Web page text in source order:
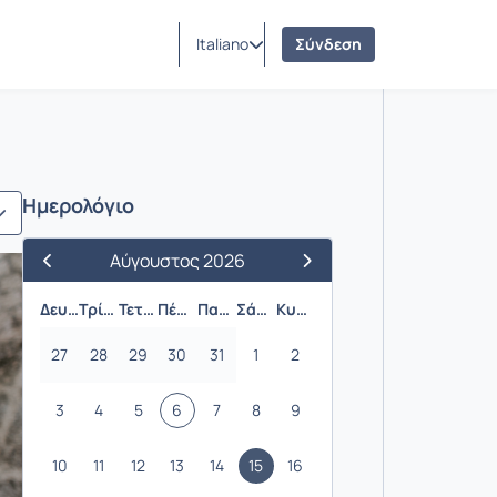
Italiano Σύνδεση
Ημερολόγιο
Προηγούμενος Μήνας
Αύγουστος 2026
Επόμενος Μήνας
Δευτέρα
Τρίτη Τετάρτη Πέμπτη Παρασκευή Σάββατο Κυριακή
27 28 29 30 31 1 2
3 4 5 6 7 8 9
10 11 12 13 14 15 16